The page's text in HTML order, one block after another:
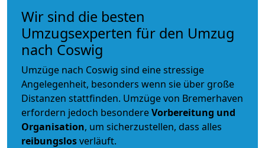
Wir sind die besten
Umzugsexperten für den Umzug
nach Coswig
Umzüge nach Coswig sind eine stressige
Angelegenheit, besonders wenn sie über große
Distanzen stattfinden. Umzüge von Bremerhaven
erfordern jedoch besondereVorbereitung und
Organisation, um sicherzustellen, dass alles
reibungslosverläuft.